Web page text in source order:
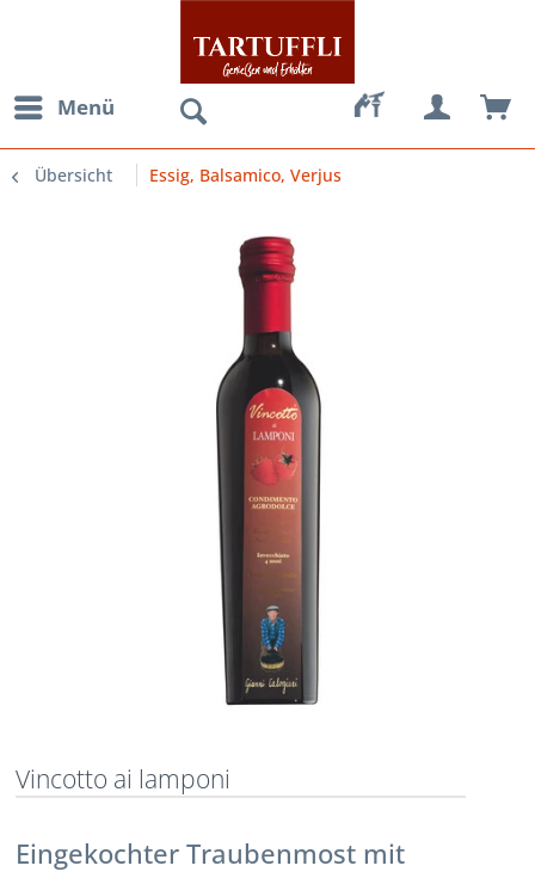
Menü
Übersicht Essig, Balsamico, Verjus
Vincotto ai lamponi
Eingekochter Traubenmost mit